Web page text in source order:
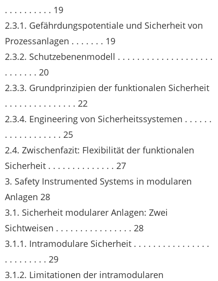
. . . . . . . . . . 19
2.3.1. Gefährdungspotentiale und Sicherheit von
Prozessanlagen . . . . . . . 19
2.3.2. Schutzebenenmodell . . . . . . . . . . . . . . . . . . . .
. . . . . . . 20
2.3.3. Grundprinzipien der funktionalen Sicherheit
. . . . . . . . . . . . . . . 22
2.3.4. Engineering von Sicherheitssystemen . . . . . .
. . . . . . . . . . . . 25
2.4. Zwischenfazit: Flexibilität der funktionalen
Sicherheit . . . . . . . . . . . . . . 27
3. Safety Instrumented Systems in modularen
Anlagen 28
3.1. Sicherheit modularer Anlagen: Zwei
Sichtweisen . . . . . . . . . . . . . . . . 28
3.1.1. Intramodulare Sicherheit . . . . . . . . . . . . . . . .
. . . . . . . . . 29
3.1.2. Limitationen der intramodularen